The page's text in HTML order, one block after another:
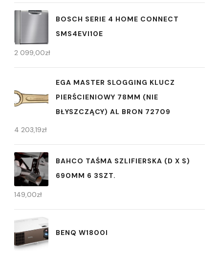
BOSCH SERIE 4 HOME CONNECT
SMS4EVI10E
2 099,00zł
EGA MASTER SLOGGING KLUCZ
PIERŚCIENIOWY 78MM (NIE
BŁYSZCZĄCY) AL BRON 72709
4 203,19zł
BAHCO TAŚMA SZLIFIERSKA (D X S)
690MM 6 3SZT.
149,00zł
BENQ W1800I